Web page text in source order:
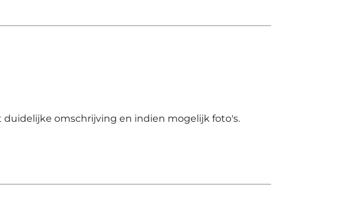
omschrijving en indien mogelijk foto's.